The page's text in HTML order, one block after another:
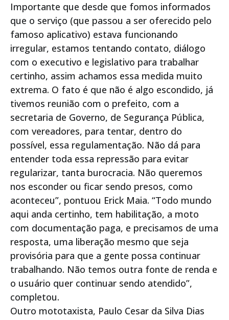
Importante que desde que fomos informados
que o serviço (que passou a ser oferecido pelo
famoso aplicativo) estava funcionando
irregular, estamos tentando contato, diálogo
com o executivo e legislativo para trabalhar
certinho, assim achamos essa medida muito
extrema. O fato é que não é algo escondido, já
tivemos reunião com o prefeito, com a
secretaria de Governo, de Segurança Pública,
com vereadores, para tentar, dentro do
possível, essa regulamentação. Não dá para
entender toda essa repressão para evitar
regularizar, tanta burocracia. Não queremos
nos esconder ou ficar sendo presos, como
aconteceu”, pontuou Erick Maia. “Todo mundo
aqui anda certinho, tem habilitação, a moto
com documentação paga, e precisamos de uma
resposta, uma liberação mesmo que seja
provisória para que a gente possa continuar
trabalhando. Não temos outra fonte de renda e
o usuário quer continuar sendo atendido”,
completou.
Outro mototaxista, Paulo Cesar da Silva Dias